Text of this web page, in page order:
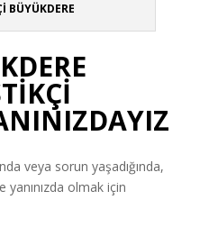
BÜYÜKDERE
veya sorun yaşadığında,
yanınızda olmak için